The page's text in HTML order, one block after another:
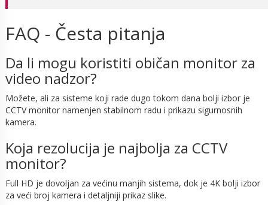
FAQ - Česta pitanja
Da li mogu koristiti običan monitor za
video nadzor?
Možete, ali za sisteme koji rade dugo tokom dana bolji izbor je
CCTV monitor namenjen stabilnom radu i prikazu sigurnosnih
kamera.
Koja rezolucija je najbolja za CCTV
monitor?
Full HD je dovoljan za većinu manjih sistema, dok je 4K bolji izbor
za veći broj kamera i detaljniji prikaz slike.